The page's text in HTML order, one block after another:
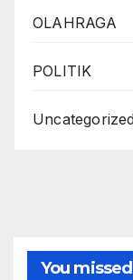
OLAHRAGA
POLITIK
You missed